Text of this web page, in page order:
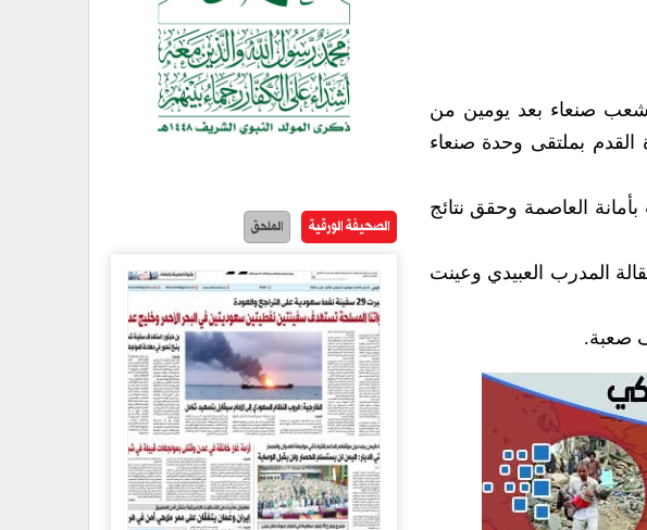
شعب صنعاء بعد يومين من
بملتقى وحدة صنعاء
العاصمة وحقق نتائج
المدرب العبيدي وعينت
صعبة.
الصحيفة الورقية الملحق